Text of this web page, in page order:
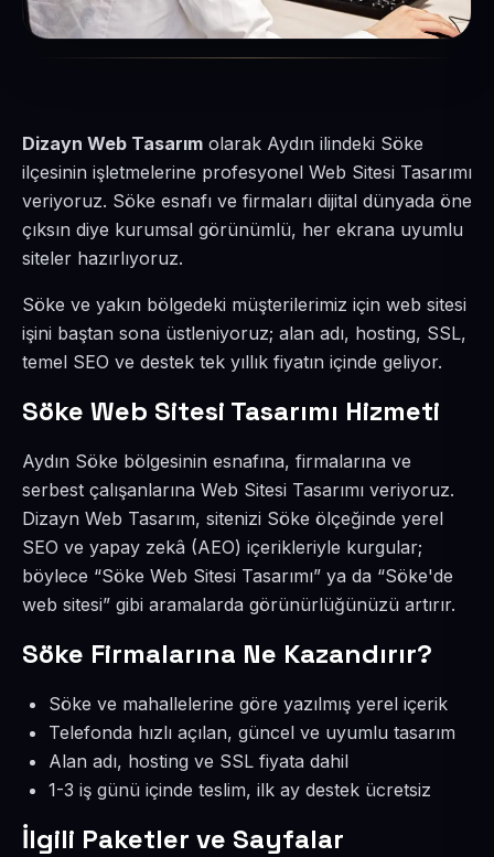
Dizayn Web Tasarım olarak Aydın ilindeki Söke
ilçesinin işletmelerine profesyonel Web Sitesi Tasarımı
veriyoruz. Söke esnafı ve firmaları dijital dünyada öne
çıksın diye kurumsal görünümlü, her ekrana uyumlu
siteler hazırlıyoruz.
Söke ve yakın bölgedeki müşterilerimiz için web sitesi
işini baştan sona üstleniyoruz; alan adı, hosting, SSL,
temel SEO ve destek tek yıllık fiyatın içinde geliyor.
Söke Web Sitesi Tasarımı Hizmeti
Aydın Söke bölgesinin esnafına, firmalarına ve
serbest çalışanlarına Web Sitesi Tasarımı veriyoruz.
Dizayn Web Tasarım, sitenizi Söke ölçeğinde yerel
SEO ve yapay zekâ (AEO) içerikleriyle kurgular;
böylece “Söke Web Sitesi Tasarımı” ya da “Söke'de
web sitesi” gibi aramalarda görünürlüğünüzü artırır.
Söke Firmalarına Ne Kazandırır?
Söke ve mahallelerine göre yazılmış yerel içerik
Telefonda hızlı açılan, güncel ve uyumlu tasarım
Alan adı, hosting ve SSL fiyata dahil
1-3 iş günü içinde teslim, ilk ay destek ücretsiz
İlgili Paketler ve Sayfalar